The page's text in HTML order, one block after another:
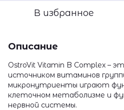
В избранное
Описание
OstroVit Vitamin B Complex –
источником витаминов
микронутриенты играют
клеточном метаболизме и
нервной системы.